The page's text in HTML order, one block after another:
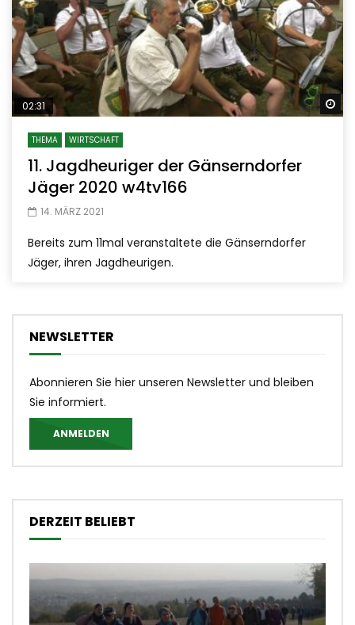
02:31
THEMA WIRTSCHAFT
11. Jagdheuriger der Gänserndorfer
Jäger 2020 w4tv166
14. MÄRZ 2021
Bereits zum 11mal veranstaltete die Gänserndorfer
Jäger, ihren Jagdheurigen.
NEWSLETTER
Abonnieren Sie hier unseren Newsletter und bleiben
Sie informiert.
ANMELDEN
DERZEIT BELIEBT